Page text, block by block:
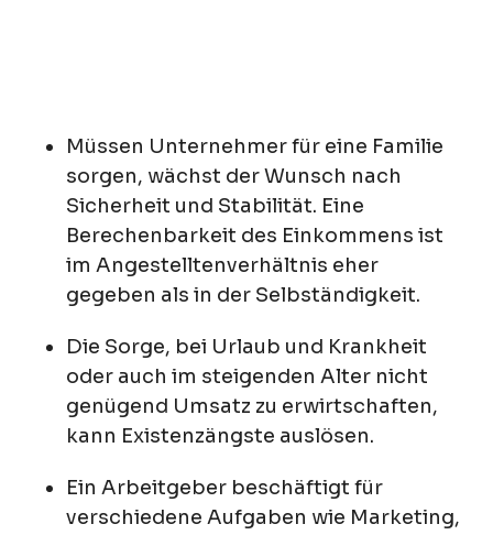
Müssen Unternehmer für eine Familie
sorgen, wächst der Wunsch nach
Sicherheit und Stabilität. Eine
Berechenbarkeit des Einkommens ist
im Angestelltenverhältnis eher
gegeben als in der Selbständigkeit.
Die Sorge, bei Urlaub und Krankheit
oder auch im steigenden Alter nicht
genügend Umsatz zu erwirtschaften,
kann Existenzängste auslösen.
Ein Arbeitgeber beschäftigt für
verschiedene Aufgaben wie Marketing,